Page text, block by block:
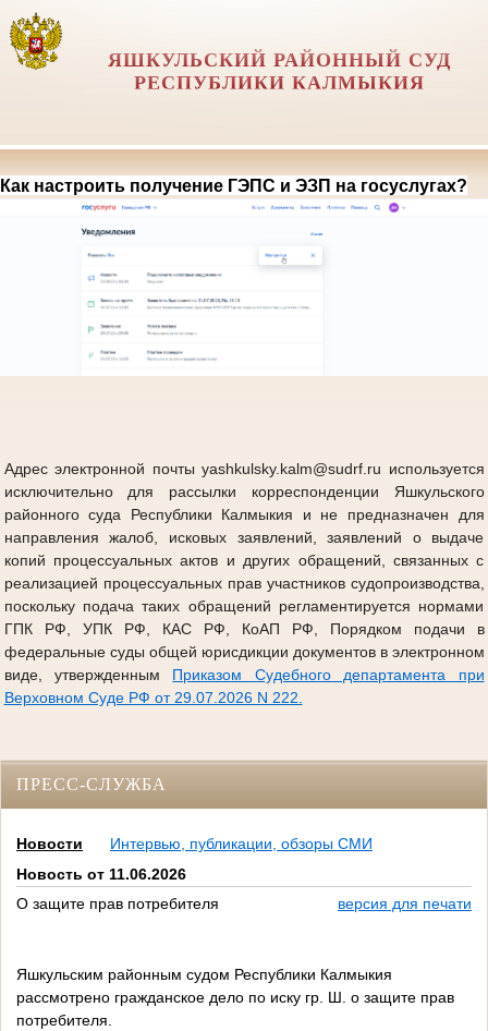
ЯШКУЛЬСКИЙ РАЙОННЫЙ СУД
РЕСПУБЛИКИ КАЛМЫКИЯ
Как настроить получение ГЭПС и ЭЗП на госуслугах?
Адрес электронной почты yashkulsky.kalm@sudrf.ru используется
исключительно для рассылки корреспонденции Яшкульского
районного суда Республики Калмыкия и не предназначен для
направления жалоб, исковых заявлений, заявлений о выдаче
копий процессуальных актов и других обращений, связанных с
реализацией процессуальных прав участников судопроизводства,
поскольку подача таких обращений регламентируется нормами
ГПК РФ, УПК РФ, КАС РФ, КоАП РФ, Порядком подачи в
федеральные суды общей юрисдикции документов в электронном
виде, утвержденным Приказом Судебного департамента при
Верховном Суде РФ от 29.07.2026 N 222.
ПРЕСС-СЛУЖБА
Новости
Интервью, публикации, обзоры СМИ
Новость от 11.06.2026
О защите прав потребителя
версия для печати
Яшкульским районным судом Республики Калмыкия
рассмотрено гражданское дело по иску гр. Ш. о защите прав
потребителя.